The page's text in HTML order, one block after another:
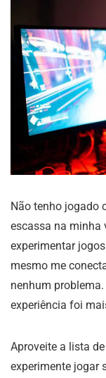
Não tenho jogado
escassa na minha
experimentar
mesmo me
nenhum
experiência foi
Aproveite a lista de
experimente jogar